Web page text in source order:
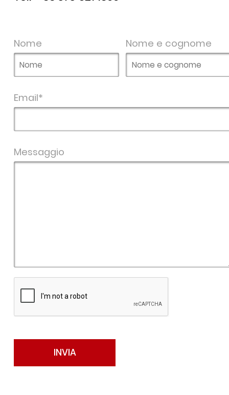
Nome Nome e cognome
Email*
Messaggio